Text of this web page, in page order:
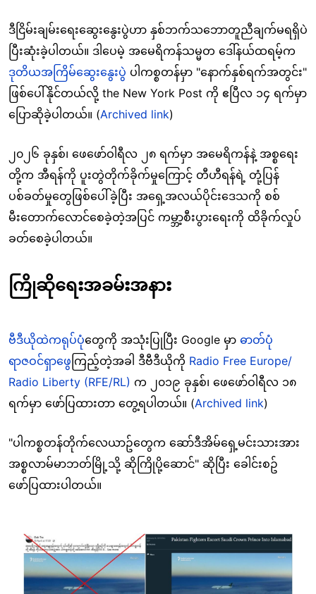
ဒီငြိမ်းချမ်းရေးဆွေးနွေးပွဲဟာ နှစ်ဘက်သဘောတူညီချက်မရရှိပဲ
ပြီးဆုံးခဲ့ပါတယ်။ ဒါပေမဲ့ အမေရိကန်သမ္မတ ဒေါ်နယ်ထရမ့်က
ဒုတိယအကြိမ်ဆွေးနွေးပွဲ ပါကစ္စတန်မှာ "နောက်နှစ်ရက်အတွင်း"
ဖြစ်ပေါ်နိုင်တယ်လို့ the New York Post ကို ဧပြီလ ၁၄ ရက်မှာ
ပြောဆိုခဲ့ပါတယ်။ (Archived link)
၂၀၂၆ ခုနှစ်၊ ဖေဖော်ဝါရီလ ၂၈ ရက်မှာ အမေရိကန်နဲ့ အစ္စရေး
တို့က အီရန်ကို ပူးတွဲတိုက်ခိုက်မှုကြောင့် တီဟီရန်ရဲ့ တုံ့ပြန်
ပစ်ခတ်မှုတွေဖြစ်ပေါ်ခဲ့ပြီး အရှေ့အလယ်ပိုင်းဒေသကို စစ်
မီးတောက်လောင်စေခဲ့တဲ့အပြင် ကမ္ဘာ့စီးပွားရေးကို ထိခိုက်လှုပ်
ခတ်စေခဲ့ပါတယ်။
ကြိုဆိုရေးအခမ်းအနား
ဗီဒီယိုထဲကရုပ်ပုံတွေကို အသုံးပြုပြီး Google မှာ ဓာတ်ပုံ
ရာဇဝင်ရှာဖွေ ကြည့်တဲ့အခါ ဒီဗီဒီယိုကို Radio Free Europe/
Radio Liberty (RFE/RL) က ၂၀၁၉ ခုနှစ်၊ ဖေဖော်ဝါရီလ ၁၈
ရက်မှာ ဖော်ပြထားတာ တွေ့ရပါတယ်။ (Archived link)
"ပါကစ္စတန်တိုက်လေယာဥ်တွေက ဆော်ဒီအိမ်ရှေ့မင်းသားအား
အစ္စလာမ်မာဘတ်မြို့သို့ ဆိုကြိုပို့ဆောင်" ဆိုပြီး ခေါင်းစဥ်
ဖော်ပြထားပါတယ်။
Image